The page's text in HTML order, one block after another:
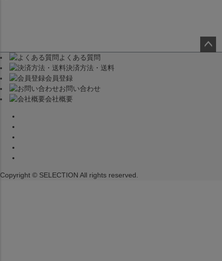
よくある質問
決済方法・送料
会員登録
お問い合わせ
会社概要
Copyright © SELECTION All rights reserved.